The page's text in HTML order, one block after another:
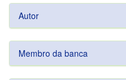
Autor
Membro da banca